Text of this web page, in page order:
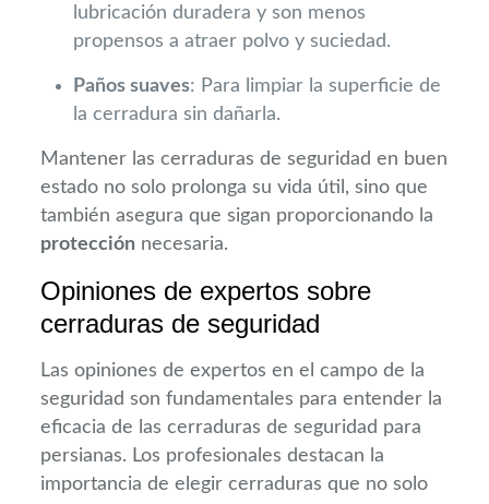
lubricación duradera y son menos
propensos a atraer polvo y suciedad.
Paños suaves: Para limpiar la superficie de
la cerradura sin dañarla.
Mantener las cerraduras de seguridad en buen
estado no solo prolonga su vida útil, sino que
también asegura que sigan proporcionando la
protección necesaria.
Opiniones de expertos sobre
cerraduras de seguridad
Las opiniones de expertos en el campo de la
seguridad son fundamentales para entender la
eficacia de las cerraduras de seguridad para
persianas. Los profesionales destacan la
importancia de elegir cerraduras que no solo